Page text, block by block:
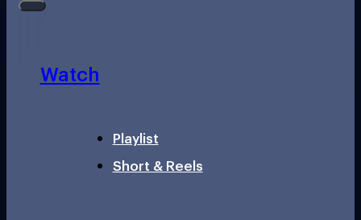
Watch
Playlist
Short & Reels